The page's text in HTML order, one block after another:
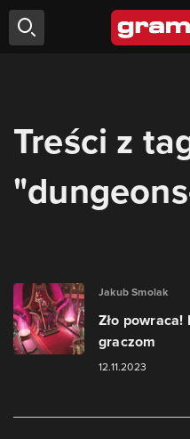
Treści z
Jakub Smolak
Zło powraca!
graczom
12.11.2023